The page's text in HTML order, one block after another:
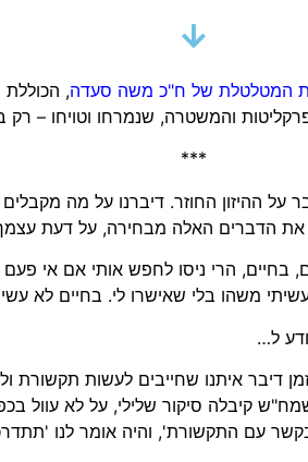
המטלטלת של ח"כ משה סעדה,
והמשטרה, שנמרחו וטויחו – רק
***
על ההיזון החוזר. דיברנו על מה
הדברים האלה מבחירה, על דעת
בחיים, הרי ניסו לחפש אותי אם אי
משהו בלי שאישרו לי. בחיים לא
ל…
דיבר איתנו שחייבים לעשות תקשורת
קיבלה סיקור שלילי, על לא עוול
עם התקשורת', והיה אומר לנו